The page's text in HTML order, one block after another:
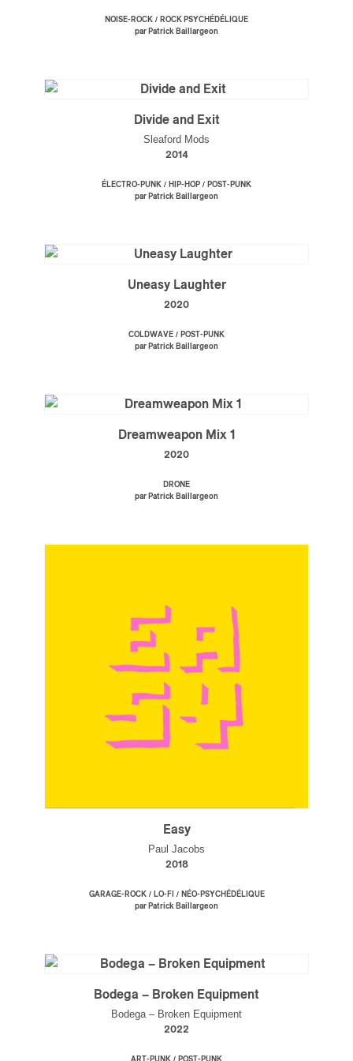
NOISE-ROCK / ROCK PSYCHÉDÉLIQUE
par Patrick Baillargeon
Divide and Exit
Sleaford Mods
2014
ÉLECTRO-PUNK / HIP-HOP / POST-PUNK
par Patrick Baillargeon
Uneasy Laughter
2020
COLDWAVE / POST-PUNK
par Patrick Baillargeon
Dreamweapon Mix 1
2020
DRONE
par Patrick Baillargeon
Easy
Paul Jacobs
2018
GARAGE-ROCK/ LO-FI / NÉO-PSYCHÉDÉLIQUE
par Patrick Baillargeon
Bodega – Broken Equipment
Bodega – Broken Equipment
2022